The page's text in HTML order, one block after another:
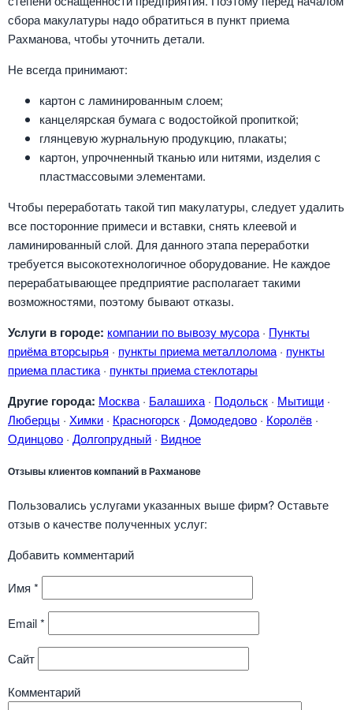
сбора макулатуры надо обратиться в пункт приема
Рахманова, чтобы уточнить детали.
Не всегда принимают:
картон с ламинированным слоем;
канцелярская бумага с водостойкой пропиткой;
глянцевую журнальную продукцию, плакаты;
картон, упрочненный тканью или нитями, изделия с
пластмассовыми элементами.
Чтобы переработать такой тип макулатуры, следует удалить
все посторонние примеси и вставки, снять клеевой и
ламинированный слой. Для данного этапа переработки
требуется высокотехнологичное оборудование. Не каждое
перерабатывающее предприятие располагает такими
возможностями, поэтому бывают отказы.
Услуги в городе: компании по вывозу мусора · Пункты
приёма вторсырья · пункты приема металлолома · пункты
приема пластика · пункты приема стеклотары
Другие города: Москва · Балашиха · Подольск · Мытищи ·
Люберцы · Химки · Красногорск · Домодедово · Королёв ·
Одинцово · Долгопрудный · Видное
Отзывы клиентов компаний в Рахманове
Пользовались услугами указанных выше фирм? Оставьте
отзыв о качестве полученных услуг:
Добавить комментарий
Имя *
Email*
Сайт
Комментарий